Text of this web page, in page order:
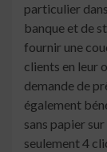
particulier
banque et de
fournir une
clients en leur
demande de
également
sans papier
seulement 4